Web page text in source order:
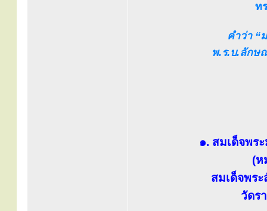
ท
คำว่า “
พ.ร.บ.ลักษ
๑. สมเด็จพร
(ห
สมเด็จพร
วัดร